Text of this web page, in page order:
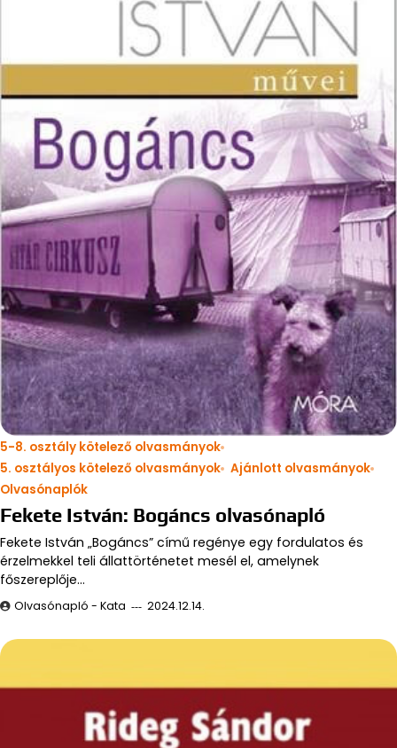
5-8. osztály kötelező olvasmányok
5. osztályos kötelező olvasmányok Ajánlott olvasmányok
Olvasónaplók
Fekete István: Bogáncs olvasónapló
Fekete István „Bogáncs” című regénye egy fordulatos és
érzelmekkel teli állattörténetet mesél el, amelynek
főszereplője…
Olvasónapló - Kata 2024.12.14.